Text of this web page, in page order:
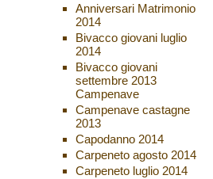
Anniversari Matrimonio
2014
Bivacco giovani luglio
2014
Bivacco giovani
settembre 2013
Campenave
Campenave castagne
2013
Capodanno 2014
Carpeneto agosto 2014
Carpeneto luglio 2014